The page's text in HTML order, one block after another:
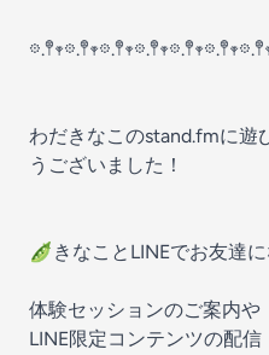
わだきなこのstand.fmに遊
うございました！
🫛きなことLINEでお友達
体験セッションのご案内や
LINE限定コンテンツの配信